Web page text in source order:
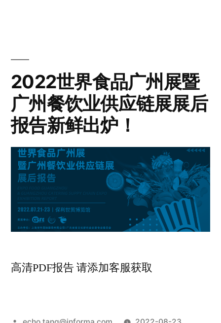
2022世界食品广州展暨
广州餐饮业供应链展展后
报告新鲜出炉！
高清PDF报告 请添加客服获取